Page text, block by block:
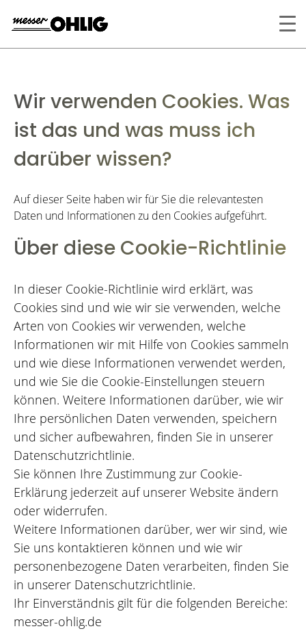
Wir verwenden Cookies. Was
ist das und was muss ich
darüber wissen?
Auf dieser Seite haben wir für Sie die relevantesten
Daten und Informationen zu den Cookies aufgeführt.
Über diese Cookie-Richtlinie
In dieser Cookie-Richtlinie wird erklärt, was
Cookies sind und wie wir sie verwenden, welche
Arten von Cookies wir verwenden, welche
Informationen wir mit Hilfe von Cookies sammeln
und wie diese Informationen verwendet werden,
und wie Sie die Cookie-Einstellungen steuern
können. Weitere Informationen darüber, wie wir
Ihre persönlichen Daten verwenden, speichern
und sicher aufbewahren, finden Sie in unserer
Datenschutzrichtlinie.
Sie können Ihre Zustimmung zur Cookie-
Erklärung jederzeit auf unserer Website ändern
oder widerrufen.
Weitere Informationen darüber, wer wir sind, wie
Sie uns kontaktieren können und wie wir
personenbezogene Daten verarbeiten, finden Sie
in unserer Datenschutzrichtlinie.
Ihr Einverständnis gilt für die folgenden Bereiche:
messer-ohlig.de